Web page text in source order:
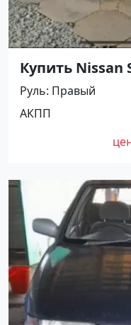
Купить Nissan
(1400/75 л.с.)
Воронежская
цене 420000
№27501 на
Руль Правый
АКПП